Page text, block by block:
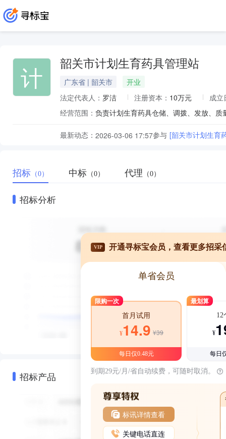
计 韶关市计划生育药具管理站
广东省 | 韶关市
开业
法定代表人： 罗洁 注册资本： 10万元
成立
经营范围： 负责计划生育药具仓储、调拨、发放、质
最新动态： 2026-03-06 17:57参与 [韶关市计划生育
招标 （0） 中标 （0） 代理 （0）
招标分析
招标产品
VIP 开通寻标宝会员，查看更多招采
单省会员
限购一次
首月试用
¥14.9 ¥39
每日仅0.48元
最划算
12
¥
每日
到期29元/月/省自动续费，可随时取消。
标讯详情查看
关键电话直连